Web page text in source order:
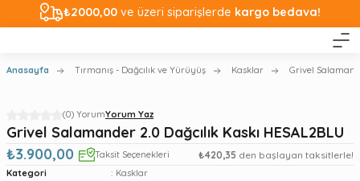
₺2000,00 ve üzeri siparişlerde kargo bedava!
Anasayfa Tırmanış - Dağcılık ve Yürüyüş Kasklar Grivel
(0) YorumYorum Yaz
Grivel Salamander 2.0 Dağcılık Kaskı HESAL2BLU
₺3.900,00
Taksit Seçenekleri ₺420,35 den başlayan taksitlerle!
Kategori
Kasklar